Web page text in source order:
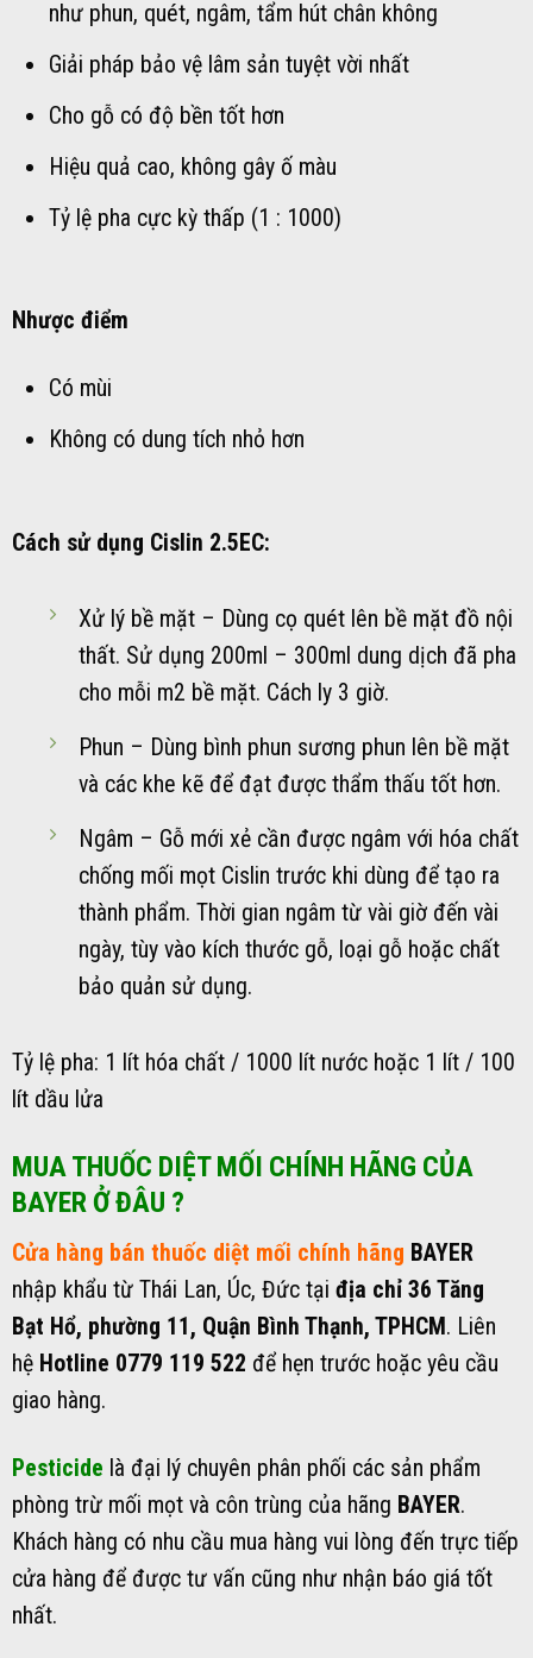
như phun, quét, ngâm, tẩm hút chân không
Giải pháp bảo vệ lâm sản tuyệt vời nhất
Cho gỗ có độ bền tốt hơn
Hiệu quả cao, không gây ố màu
Tỷ lệ pha cực kỳ thấp (1 : 1000)
Nhược điểm
Có mùi
Không có dung tích nhỏ hơn
Cách sử dụng Cislin 2.5EC:
Xử lý bề mặt – Dùng cọ quét lên bề mặt đồ nội
thất. Sử dụng 200ml – 300ml dung dịch đã pha
cho mỗi m2 bề mặt. Cách ly 3 giờ.
Phun – Dùng bình phun sương phun lên bề mặt
và các khe kẽ để đạt được thẩm thấu tốt hơn.
Ngâm – Gỗ mới xẻ cần được ngâm với hóa chất
chống mối mọt Cislin trước khi dùng để tạo ra
thành phẩm. Thời gian ngâm từ vài giờ đến vài
ngày, tùy vào kích thước gỗ, loại gỗ hoặc chất
bảo quản sử dụng.
Tỷ lệ pha: 1 lít hóa chất / 1000 lít nước hoặc 1 lít / 100
lít dầu lửa
MUA THUỐC DIỆT MỐI CHÍNH HÃNG CỦA
BAYER Ở ĐÂU ?
Cửa hàng bán thuốc diệt mối chính hãng BAYER
nhập khẩu từ Thái Lan, Úc, Đức tại địa chỉ 36 Tăng
Bạt Hổ, phường 11, Quận Bình Thạnh, TPHCM . Liên
hệ Hotline 0779 119 522 để hẹn trước hoặc yêu cầu
giao hàng.
Pesticide là đại lý chuyên phân phối các sản phẩm
phòng trừ mối mọt và côn trùng của hãng BAYER.
Khách hàng có nhu cầu mua hàng vui lòng đến trực tiếp
cửa hàng để được tư vấn cũng như nhận báo giá tốt
nhất.